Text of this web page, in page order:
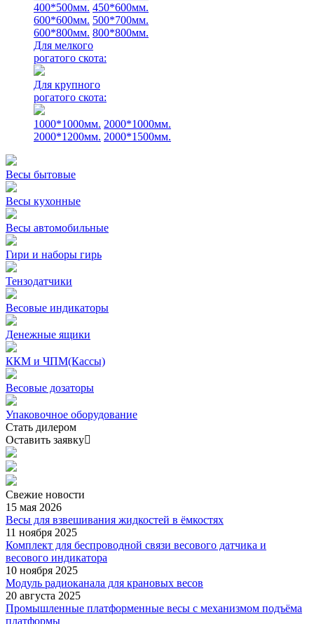
400*500мм. 450*600мм.
600*600мм. 500*700мм.
600*800мм. 800*800мм.
Для мелкого
рогатого скота:
Для крупного
рогатого скота:
1000*1000мм. 2000*1000мм.
2000*1200мм. 2000*1500мм.
Весы бытовые
Весы кухонные
Весы автомобильные
Гири и наборы гирь
Тензодатчики
Весовые индикаторы
Денежные ящики
ККМ и ЧПМ(Кассы)
Весовые дозаторы
Упаковочное оборудование
Стать дилером
Оставить заявку
Свежие новости
15 мая 2026
Весы для взвешивания жидкостей в ёмкостях
11 ноября 2025
Комплект для беспроводной связи весового датчика и
весового индикатора
10 ноября 2025
Модуль радиоканала для крановых весов
20 августа 2025
Промышленные платформенные весы с механизмом подъёма
платформы